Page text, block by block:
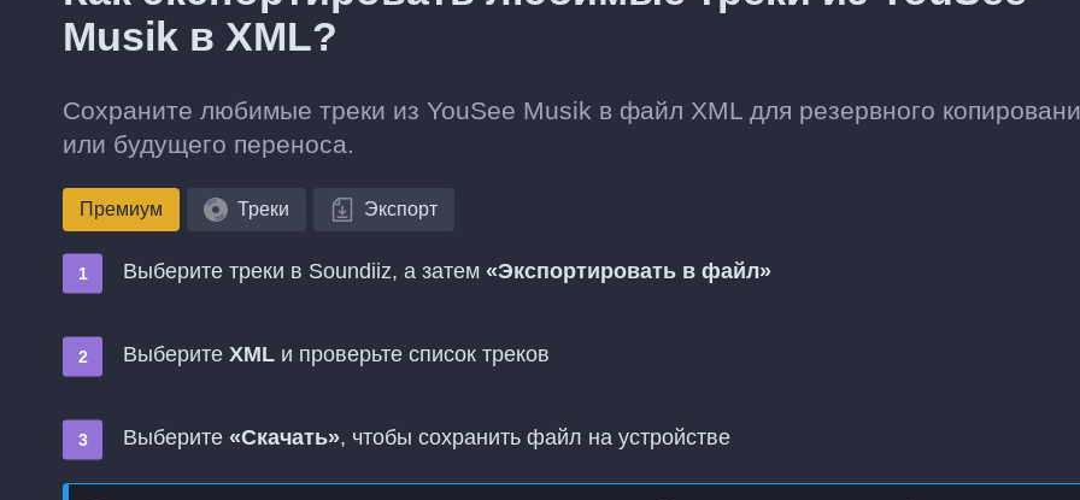
Musik в XML?
Сохраните любимые треки из YouSee Musik в файл XML для резервного
или будущего переноса.
Премиум Треки Экспорт
Выберите треки в Soundiiz, а затем «Экспортировать в файл»
Выберите XML и проверьте список треков
Выберите «Скачать», чтобы сохранить файл на устройстве